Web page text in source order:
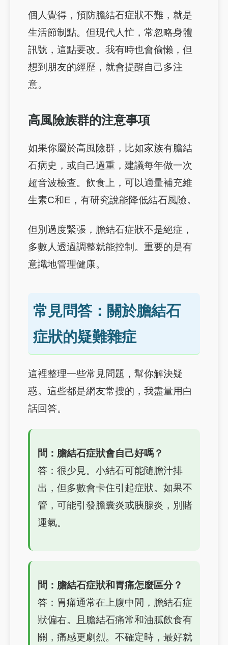
個人覺得，預防膽結石症狀不難，就是
生活節制點。但現代人忙，常忽略身體
訊號，這點要改。我有時也會偷懶，但
想到朋友的經歷，就會提醒自己多注
意。
高風險族群的注意事項
如果你屬於高風險群，比如家族有膽結
石病史，或自己過重，建議每年做一次
超音波檢查。飲食上，可以適量補充維
生素C和E，有研究說能降低結石風險。
但別過度緊張，膽結石症狀不是絕症，
多數人透過調整就能控制。重要的是有
意識地管理健康。
常見問答：關於膽結石
症狀的疑難雜症
這裡整理一些常見問題，幫你解決疑
惑。這些都是網友常搜的，我盡量用白
話回答。
問：膽結石症狀會自己好嗎？
答：很少見。小結石可能隨膽汁排
出，但多數會卡住引起症狀。如果不
管，可能引發膽囊炎或胰腺炎，別賭
運氣。
問：膽結石症狀和胃痛怎麼區分？
答：胃痛通常在上腹中間，膽結石症
狀偏右。且膽結石痛常和油膩飲食有
關，痛感更劇烈。不確定時，最好就